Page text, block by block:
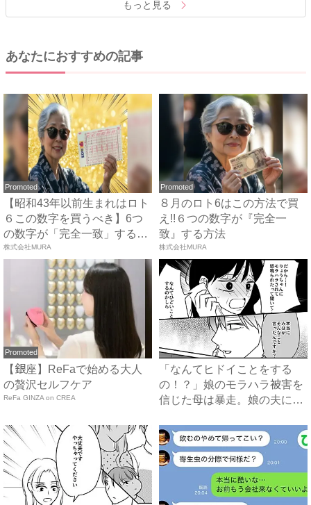
もっと見る
あなたにおすすめの記事
Promoted
【昭和43年以前生まれはロト
６この数字を買うべき】6つ
の数字が「完全一致」する
方...
株式会社MURA
Promoted
８月のロト6はこの方法で買
え!!６つの数字が『完全一
致』する方法
株式会社MURA
Promoted
【銀座】ReFaで始める大人
の贅沢セルフケア
ReFa GINZA on CREA
「なんてヒドイことをする
の！？」娘のモラハラ被害を
信じた母は暴走。娘の夫に電